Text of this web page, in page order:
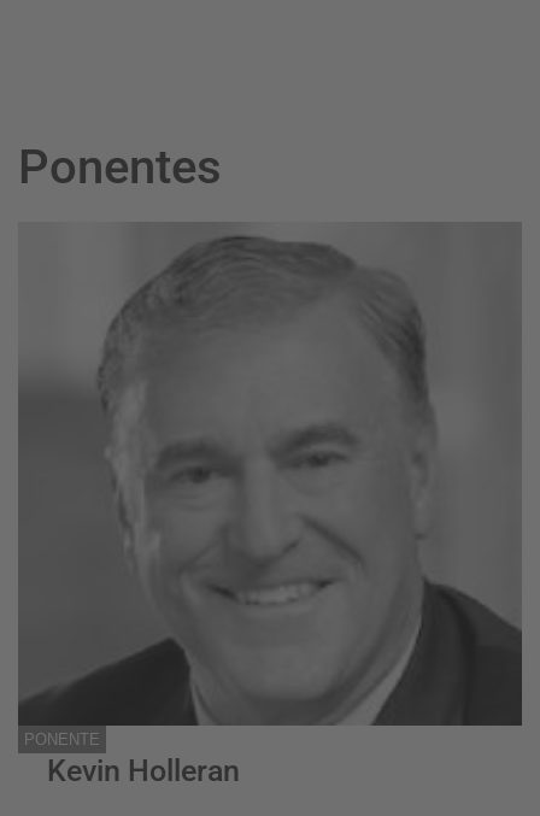
Ponentes
PONENTE
Kevin Holleran